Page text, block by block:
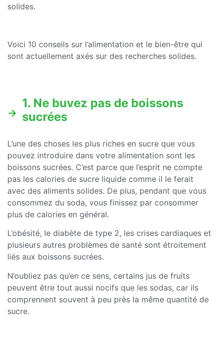
solides.
Voici 10 conseils sur l’alimentation et le bien-être qui
sont actuellement axés sur des recherches solides.
1. Ne buvez pas de boissons
sucrées
L’une des choses les plus riches en sucre que vous
pouvez introduire dans votre alimentation sont les
boissons sucrées. C’est parce que l’esprit ne compte
pas les calories de sucre liquide comme il le ferait
avec des aliments solides. De plus, pendant que vous
consommez du soda, vous finissez par consommer
plus de calories en général.
L’obésité, le diabète de type 2, les crises cardiaques et
plusieurs autres problèmes de santé sont étroitement
liés aux boissons sucrées.
N’oubliez pas qu’en ce sens, certains jus de fruits
peuvent être tout aussi nocifs que les sodas, car ils
comprennent souvent à peu près la même quantité de
sucre.